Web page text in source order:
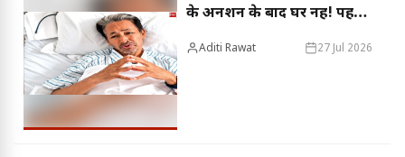
के अनशन के बाद घर नहीं! पहले
राजघाट जाएंगे सोनम वांगचुक,
Aditi Rawat 27 Jul 2026